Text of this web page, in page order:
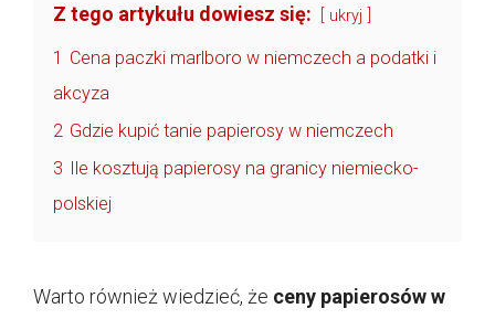
Z tego artykułu dowiesz się: ukryj
1 Cena paczki marlboro w niemczech a podatki i
akcyza
2 Gdzie kupić tanie papierosy w niemczech
3 Ile kosztują papierosy na granicy niemiecko-
polskiej
Warto również wiedzieć, że ceny papierosów w